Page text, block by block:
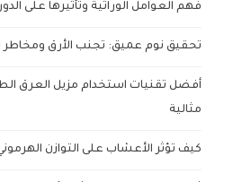
فهم العوامل الوراثية وتأثيرها على
تحقيق نوم عميق: تجنب الأرق ومخاطر
أفضل تقنيات استخدام مزيل العرق
مثالية
كيف تؤثر الأعشاب على التوازن